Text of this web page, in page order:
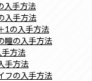
入手方法
入手方法
1の入手方法
瞳の入手方法
方法
手方法
フの入手方法